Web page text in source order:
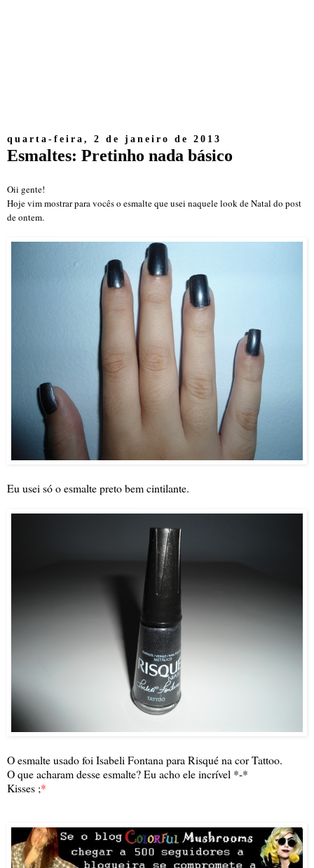
quarta-feira, 2 de janeiro de 2013
Esmaltes: Pretinho nada básico
Oii gente!
Hoje vim mostrar para vocês o esmalte que usei naquele look de Natal do post
de ontem.
Eu usei só o esmalte preto bem cintilante.
O esmalte usado foi Isabeli Fontana para Risqué na cor Tattoo.
O que acharam desse esmalte? Eu acho ele incrível *-*
Kisses ;*